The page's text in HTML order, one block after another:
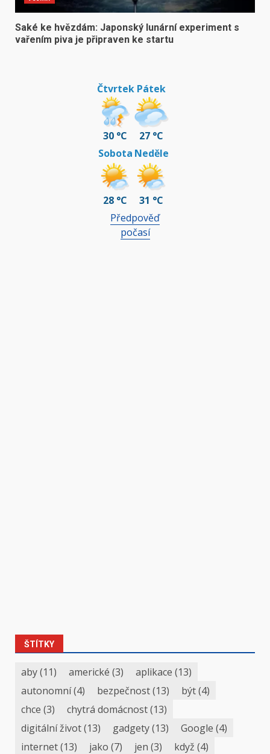
Saké ke hvězdám: Japonský lunární experiment s
vařením piva je připraven ke startu
Čtvrtek
30 °C
Pátek
27 °C
Sobota
28 °C
Neděle
31 °C
Předpověď
počasí
ŠTÍTKY
aby(11) americké (3) aplikace (13)
autonomní(4) bezpečnost(13) být(4)
chce (3) chytrá domácnost(13)
digitální život(13) gadgety(13) Google (4)
internet(13) jako (7) jen (3) když (4)